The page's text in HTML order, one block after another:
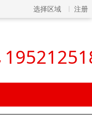
选择区域 注册